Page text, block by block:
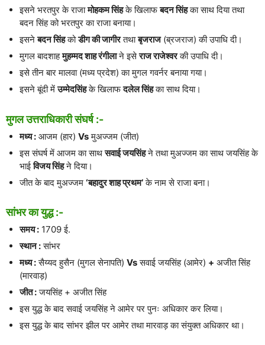
इसने भरतपुर के राजामोहकम सिंहके खिलाफबदन सिंहका साथ दिया तथा
बदन सिंह को भरतपुर का राजा बनाया।
इसनेबदन सिंहकोडीग की जागीरतथाबृजराज(ब्रजराज) की उपाधि दी।
मुगल बादशाहमुहम्मद शाह रंगीलाने इसेराज राजेश्वरकी उपाधि दी।
इसे तीन बार मालवा (मध्य प्रदेश) का मुगल गवर्नर बनाया गया।
इसने बूंदी मेंउम्मेदसिंहके खिलाफदलेल सिंहका साथ दिया।
मुगल उत्तराधिकारी संघर्ष :-
मध्य :आजम (हार) Vsमुअज्जम (जीत)
इस संघर्ष में आजम का साथसवाई जयसिंहने तथा मुअज्जम का साथ जयसिंह के
भाईविजय सिंहने दिया।
जीत के बाद मुअज्जम ‘बहादुर शाह प्रथम’के नाम से राजा बना।
सांभर का युद्ध :-
समय :1709 ई.
स्थान :सांभर
मध्य :सैय्यद हुसैन (मुगल सेनापति) Vsसवाई जयसिंह (आमेर) + अजीत सिंह
(मारवाड़)
जीत :जयसिंह + अजीत सिंह
इस युद्ध के बाद सवाई जयसिंह ने आमेर पर पुनः अधिकार कर लिया।
इस युद्ध के बाद सांभर झील पर आमेर तथा मारवाड़ का संयुक्त अधिकार था।